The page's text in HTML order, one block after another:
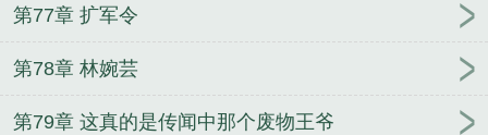
第77章 扩军令
第78章 林婉芸
第79章 这真的是传闻中那个废物王爷